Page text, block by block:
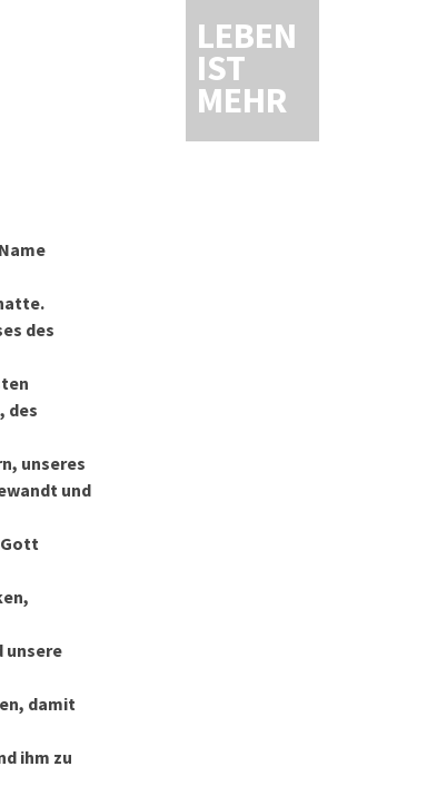
LEBEN
IST
MEHR
des
des
unseres
und
Gott
unsere
damit
ihm zu